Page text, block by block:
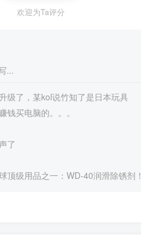
欢迎为Ta评分
...
级了，某kol说竹知了是日本玩具
钱买电脑的。。。
了
顶级用品之一：WD-40润滑除锈剂！